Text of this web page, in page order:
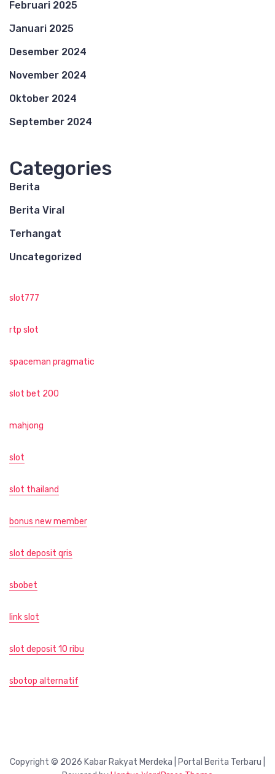
Februari 2025
Januari 2025
Desember 2024
November 2024
Oktober 2024
September 2024
Categories
Berita
Berita Viral
Terhangat
Uncategorized
slot777
rtp slot
spaceman pragmatic
slot bet 200
mahjong
slot
slot thailand
bonus new member
slot deposit qris
sbobet
link slot
slot deposit 10 ribu
sbotop alternatif
Copyright © 2026 Kabar Rakyat Merdeka | Portal Berita Terbaru |